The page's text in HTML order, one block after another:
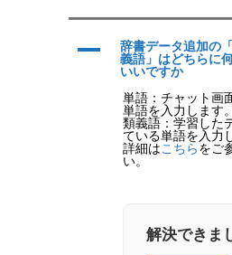
A
辞書データ追加の
義語」はどちらに
いいですか
単語：チャット画
単語を入力します。
類義語：学習した
ている単語を入力
詳細はこちらをご
い。
解決できま